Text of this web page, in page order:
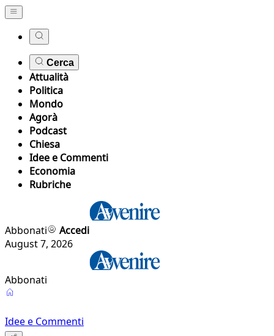
Cerca
Attualità
Politica
Mondo
Agorà
Podcast
Chiesa
Idee e Commenti
Economia
Rubriche
Abbonati
Accedi
August 7, 2026
Abbonati
Idee e Commenti